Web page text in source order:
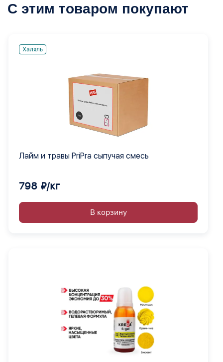
С этим товаром покупают
Халяль
Лайм и травы PriPra сыпучая смесь
798 ₽/кг
В корзину